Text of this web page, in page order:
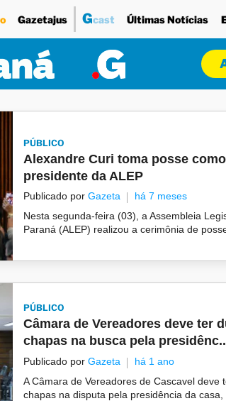
Gazetajus Gcast Últimas Notícias
PÚBLICO
Alexandre Curi toma posse
presidente da ALEP
Publicado porGazeta
há 7 meses
Nesta segunda-feira (03), a Assembleia
Paraná (ALEP) realizou a cerimônia de
PÚBLICO
Câmara de Vereadores deve ter
chapas na busca pela
Publicado porGazeta
há 1 ano
A Câmara de Vereadores de Cascavel deve
chapas na disputa pela presidência da casa,